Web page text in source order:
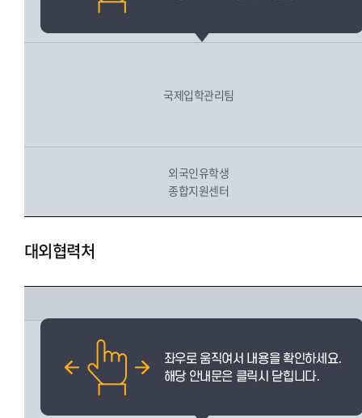
국제입학관리팀
외국인유학생
종합지원센터
대외협력처
발전협력팀